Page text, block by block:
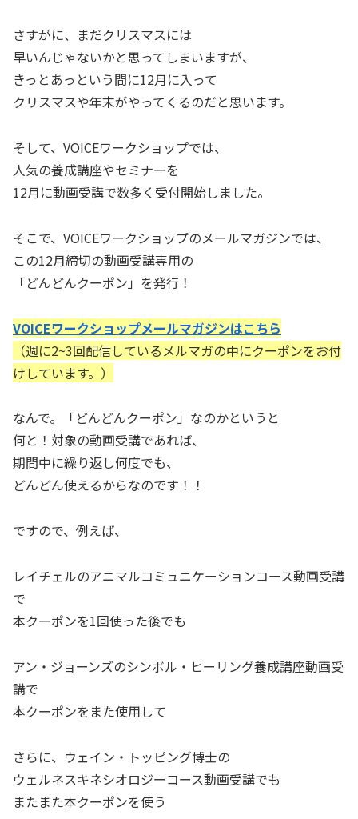
さすがに、まだクリスマスには
早いんじゃないかと思ってしまいますが、
きっとあっという間に12月に入って
クリスマスや年末がやってくるのだと思います。
そして、VOICEワークショップでは、
人気の養成講座やセミナーを
12月に動画受講で数多く受付開始しました。
そこで、VOICEワークショップのメールマガジンでは、
この12月締切の動画受講専用の
「どんどんクーポン」を発行！
VOICEワークショップメールマガジンはこちら
（週に2~3回配信しているメルマガの中にクーポンをお付
けしています。）
なんで。「どんどんクーポン」なのかというと
何と！対象の動画受講であれば、
期間中に繰り返し何度でも、
どんどん使えるからなのです！！
ですので、例えば、
レイチェルのアニマルコミュニケーションコース動画受講
で
本クーポンを1回使った後でも
アン・ジョーンズのシンボル・ヒーリング養成講座動画受
講で
本クーポンをまた使用して
さらに、ウェイン・トッピング博士の
ウェルネスキネシオロジーコース動画受講でも
またまた本クーポンを使う